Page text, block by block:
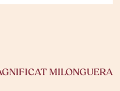
MILONGUERA